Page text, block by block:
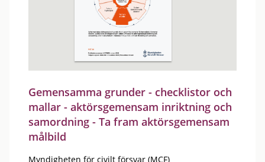
Gemensamma grunder - checklistor och
mallar - aktörsgemensam inriktning och
samordning - Ta fram aktörsgemensam
målbild
Myndigheten för civilt försvar (MCF)